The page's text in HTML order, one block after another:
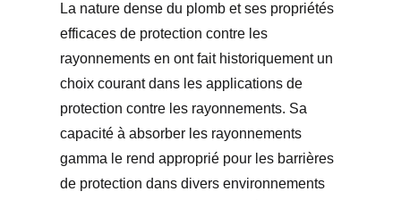
La nature dense du plomb et ses propriétés
efficaces de protection contre les
rayonnements en ont fait historiquement un
choix courant dans les applications de
protection contre les rayonnements. Sa
capacité à absorber les rayonnements
gamma le rend approprié pour les barrières
de protection dans divers environnements